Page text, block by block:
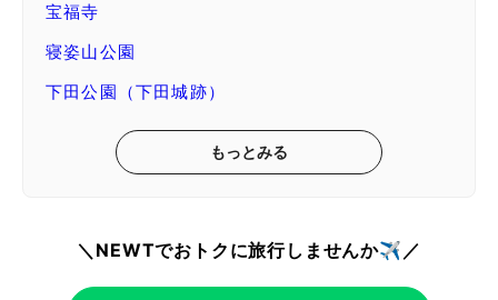
宝福寺
寝姿山公園
下田公園（下田城跡）
もっとみる
＼NEWTでおトクに旅行しませんか✈️／